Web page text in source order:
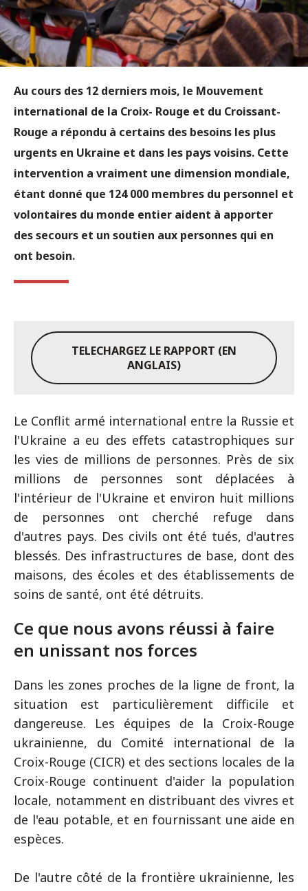
Au cours des 12 derniers mois, le Mouvement
international de la Croix- Rouge et du Croissant-
Rouge a répondu à certains des besoins les plus
urgents en Ukraine et dans les pays voisins. Cette
intervention a vraiment une dimension mondiale,
étant donné que 124 000 membres du personnel et
volontaires du monde entier aident à apporter
des secours et un soutien aux personnes qui en
ont besoin.
TELECHARGEZ LE RAPPORT (EN
ANGLAIS)
Le Conflit armé international entre la Russie et
l'Ukraine a eu des effets catastrophiques sur
les vies de millions de personnes. Près de six
millions de personnes sont déplacées à
l'intérieur de l'Ukraine et environ huit millions
de personnes ont cherché refuge dans
d'autres pays. Des civils ont été tués, d'autres
blessés. Des infrastructures de base, dont des
maisons, des écoles et des établissements de
soins de santé, ont été détruits.
Ce que nous avons réussi à faire
en unissant nos forces
Dans les zones proches de la ligne de front, la
situation est particulièrement difficile et
dangereuse. Les équipes de la Croix-Rouge
ukrainienne, du Comité international de la
Croix-Rouge (CICR) et des sections locales de la
Croix-Rouge continuent d'aider la population
locale, notamment en distribuant des vivres et
de l'eau potable, et en fournissant une aide en
espèces.
De l'autre côté de la frontière ukrainienne, les